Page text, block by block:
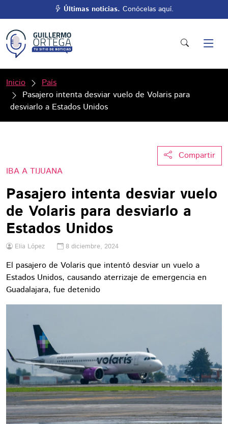
Últimas noticias. Conócelas aquí.
Inicio
País
Pasajero intenta desviar vuelo de Volaris para
desviarlo a Estados Unidos
Compartir
IBA A TIJUANA
Pasajero intenta desviar vuelo
de Volaris para desviarlo a
Estados Unidos
Elia López 8 diciembre, 2024
El pasajero de Volaris que intentó desviar un vuelo a
Estados Unidos, causando aterrizaje de emergencia en
Guadalajara, fue detenido